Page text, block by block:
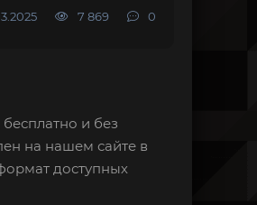
7 869 0
и без
на нашем сайте в
доступных